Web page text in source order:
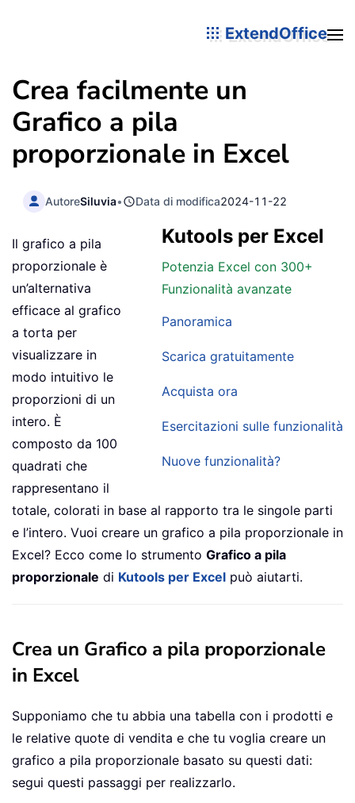
ExtendOffice
Crea facilmente un
Grafico a pila
proporzionale in Excel
AutoreSiluvia• Data di modifica2024-11-22
Kutools per Excel
Potenzia Excel con 300+
Funzionalità avanzate
Panoramica
Scarica gratuitamente
Acquista ora
Esercitazioni sulle funzionalità
Nuove funzionalità?
Il grafico a pila
proporzionale è
un’alternativa
efficace al grafico
a torta per
visualizzare in
modo intuitivo le
proporzioni di un
intero. È
composto da 100
quadrati che
rappresentano il
totale, colorati in base al rapporto tra le singole parti
e l’intero. Vuoi creare un grafico a pila proporzionale in
Excel? Ecco come lo strumento Grafico a pila
proporzionale di Kutools per Excel può aiutarti.
Crea un Grafico a pila proporzionale
in Excel
Supponiamo che tu abbia una tabella con i prodotti e
le relative quote di vendita e che tu voglia creare un
grafico a pila proporzionale basato su questi dati:
segui questi passaggi per realizzarlo.